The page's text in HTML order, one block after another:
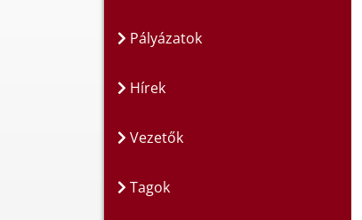
Pályázatok
Hírek
Vezetők
Tagok